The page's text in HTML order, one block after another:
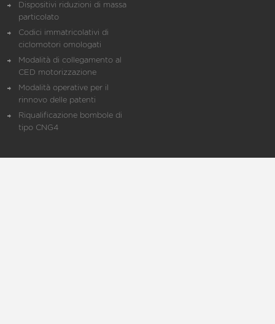
Dispositivi riduzioni di massa
particolato
Codici immatricolativi di
ciclomotori omologati
Modalità di collegamento al
CED motorizzazione
Modalità operative per il
rinnovo delle patenti
Riqualificazione bombole di
tipo CNG4